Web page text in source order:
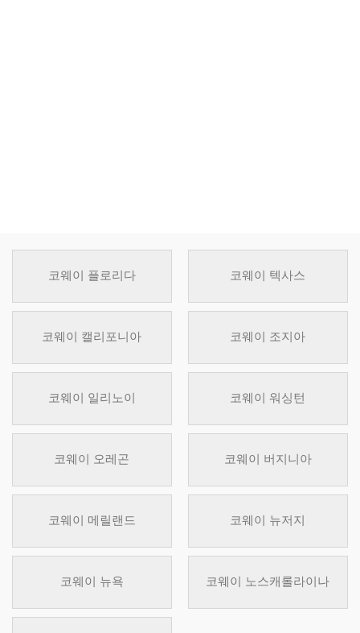
코웨이 플로리다 코웨이 텍사스
코웨이 캘리포니아 코웨이 조지아
코웨이 일리노이 코웨이 워싱턴
코웨이 오레곤 코웨이 버지니아
코웨이 메릴랜드 코웨이 뉴저지
코웨이 뉴욕 코웨이 노스캐롤라이나